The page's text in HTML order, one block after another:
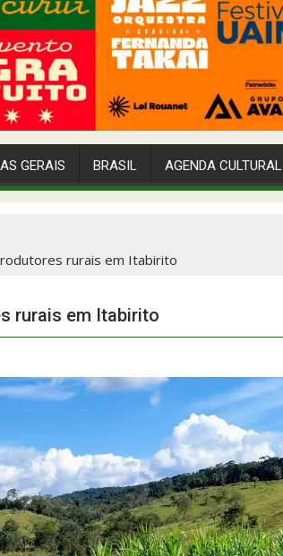
GERAIS BRASIL AGENDA CULTURAL
rurais em Itabirito
rurais em Itabirito